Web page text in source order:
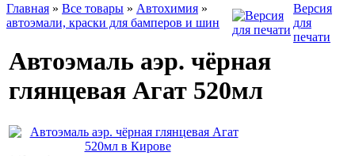
Главная » Все товары » Автохимия »
автоэмали, краски для бамперов и шин
Версия
для
печати
Автоэмаль аэр. чёрная
глянцевая Агат 520мл